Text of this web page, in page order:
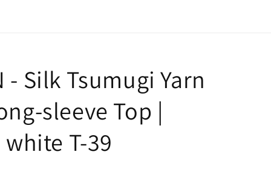
- Silk Tsumugi Yarn
sleeve Top |
T-39